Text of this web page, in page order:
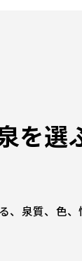
を選
泉質、色、